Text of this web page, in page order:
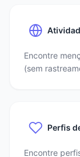
Encontre
(sem
Perfis
Encontre